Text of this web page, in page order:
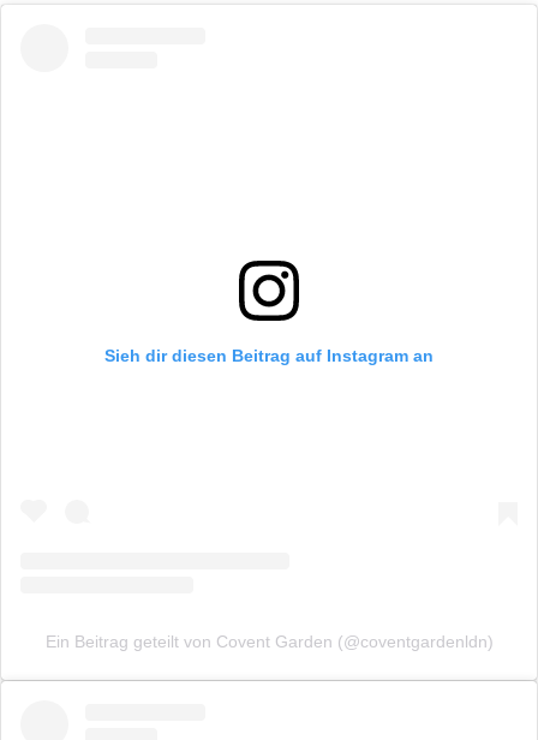
Sieh dir diesen Beitrag auf Instagram an
Ein Beitrag geteilt von Covent Garden (@coventgardenldn)